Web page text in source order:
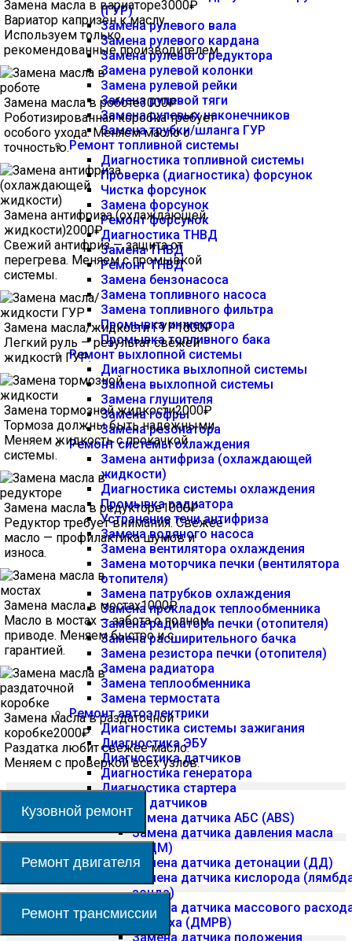
(ГУР)
Замена рулевого вала
Замена рулевого кардана
Замена рулевого редуктора
Замена рулевой колонки
Замена рулевой рейки
Замена рулевой тяги
Замена рулевых наконечников
Замена трубки/шланга ГУР
Ремонт топливной системы
Диагностика топливной системы
Проверка (диагностика) форсунок
Чистка форсунок
Замена форсунок
Ремонт форсунок
Диагностика ТНВД
Замена ТНВД
Ремонт ТНВД
Замена бензонасоса
Замена топливного насоса
Замена топливного фильтра
Промывка инжектора
Промывка топливного бака
Ремонт выхлопной системы
Диагностика выхлопной системы
Замена выхлопной системы
Замена глушителя
Замена гофры
Замена резонатора
Ремонт системы охлаждения
Замена антифриза (охлаждающей
жидкости)
Диагностика системы охлаждения
Промывка радиатора
Устранение течи антифриза
Замена водяного насоса
Замена вентилятора охлаждения
Замена моторчика печки (вентилятора
отопителя)
Замена патрубков охлаждения
Замена прокладок теплообменника
Замена радиатора печки (отопителя)
Замена расширительного бачка
Замена резистора печки (отопителя)
Замена радиатора
Замена теплообменника
Замена термостата
Ремонт автоэлектрики
Диагностика системы зажигания
Диагностика ЭБУ
Диагностика датчиков
Диагностика генератора
Диагностика стартера
Замена датчиков
Замена датчика АБС (ABS)
Замена датчика давления масла
(ДДМ)
Замена датчика детонации (ДД)
Замена датчика кислорода
зонда)
Замена датчика массового
воздуха (ДМРВ)
Замена датчика положения
Замена масла в вариаторе3000₽
Вариатор капризен к маслу.
Используем только
рекомендованные производителем.
Замена масла в роботе3000₽
Роботизированная коробка требует
особого ухода. Меняем масло с
точностью.
Замена антифриза (охлаждающей
жидкости)2000₽
Свежий антифриз — защита от
перегрева. Меняем с промывкой
системы.
Замена масла/жидкости ГУР1000₽
Легкий руль — результат свежей
жидкости ГУР.
Замена тормозной жидкости2000₽
Тормоза должны быть надежными.
Меняем жидкость с прокачкой
системы.
Замена масла в редукторе1000₽
Редуктор требует внимания. Свежее
масло — профилактика шумов и
износа.
Замена масла в мостах1000₽
Масло в мостах — забота о полном
приводе. Меняем быстро и с
гарантией.
Замена масла в раздаточной
коробке2000₽
Раздатка любит свежее масло.
Меняем с проверкой всех узлов.
Кузовной ремонт
Ремонт двигателя
Ремонт трансмиссии